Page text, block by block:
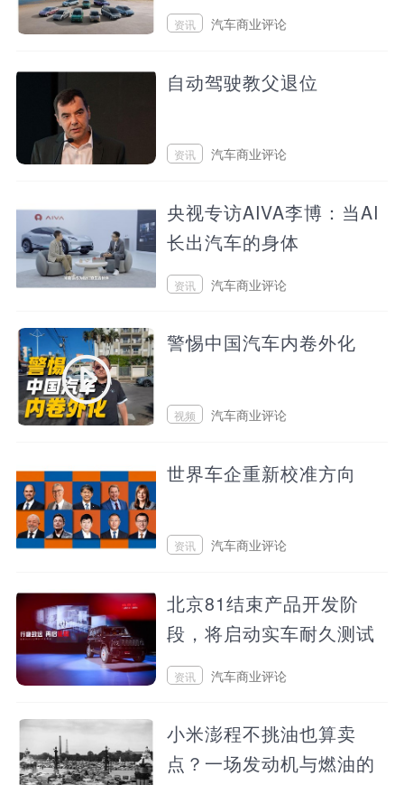
资讯
汽车商业评论
自动驾驶教父退位
资讯
汽车商业评论
央视专访AIVA李博：当AI
长出汽车的身体
资讯
汽车商业评论
警惕中国汽车内卷外化
视频
汽车商业评论
世界车企重新校准方向
资讯
汽车商业评论
北京81结束产品开发阶
段，将启动实车耐久测试
资讯
汽车商业评论
小米澎程不挑油也算卖
点？一场发动机与燃油的